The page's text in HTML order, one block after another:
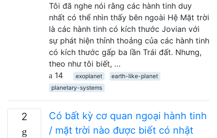
Tôi đã nghe nói rằng các hành tinh duy
nhất có thể nhìn thấy bên ngoài Hệ Mặt trời
là các hành tinh có kích thước Jovian với
sự phát hiện thỉnh thoảng của các hành tinh
có kích thước gấp ba lần Trái đất. Nhưng,
theo như tôi biết, …
14
exoplanet
earth-like-planet
planetary-systems
2
Có bất kỳ cơ quan ngoại hành tinh
/ mặt trời nào được biết có nhật